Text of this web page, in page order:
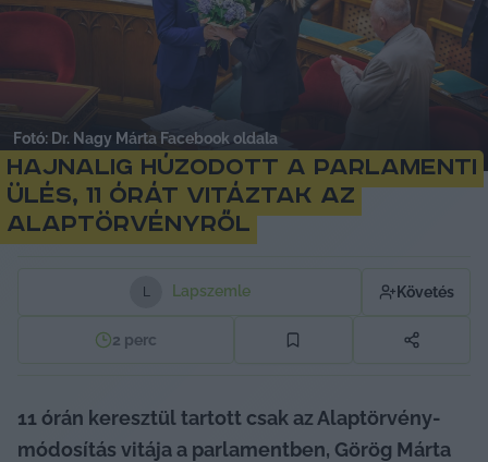
Fotó: Dr. Nagy Márta Facebook oldala
Hajnalig húzodott a parlamenti
ülés, 11 órát vitáztak az
Alaptörvényről
L Lapszemle Követés
2 perc
11 órán keresztül tartott csak az Alaptörvény-
módosítás vitája a parlamentben, Görög Márta